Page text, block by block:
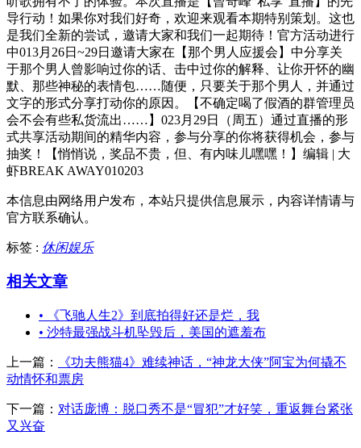
导行动！如果你对我们好奇，欢迎来观看本期特别策划。这也
是我们全新的尝试，邀请大家和我们一起期待！官方活动进行
中013月26日~29日邀请大家在【那个男人应援会】中分享关
于那个男人曾影响过你的话、击中过你的解释、让你开怀的幽
默、那些神秘的表情包……随便，只要关于那个男人，并通过
文字的形式分享打动你的原因。【不确定喝了假酒的群管理员
会不会有些私货流出……】023月29日（周五）通过直播的形
式共享活动期间的精华内容，参与分享的你将获得机会，参与
抽奖！【悄悄说，奖品不贵，但、有内味儿嘿嘿！】编辑 | 大
虾BREAK AWAY010203
本信息由网络用户发布， 本站只提供信息展示，内容详情请与
官方联系确认。
标签 : 休闲娱乐
相关文章
• 《飞驰人生2》到底拍得好还是烂，我
• 沙特最强战斗机坠毁后，美国的遮羞布
上一篇：
《功夫熊猫4》难续神话，“神龙大侠”阿宝为何撬不
动情怀和票房
下一篇： 对话庞博：脱口秀不是“冒犯”才好笑，重返舞台紧张
又兴奋